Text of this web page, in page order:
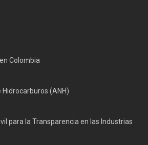
Colombia
Hidrocarburos (ANH)
para la Transparencia en las Industrias